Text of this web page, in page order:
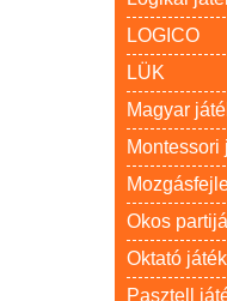
LOGICO
LÜK
Magyar
Montessori
Okos
Oktató
Pasztell